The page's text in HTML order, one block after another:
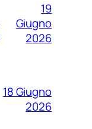
19
Giugno
2026
18 Giugno
2026